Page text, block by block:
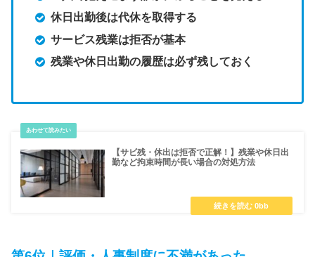
休日出勤後は代休を取得する
サービス残業は拒否が基本
残業や休日出勤の履歴は必ず残しておく
【サビ残・休出は拒否で正解！】残業や休日出
勤など拘束時間が長い場合の対処方法